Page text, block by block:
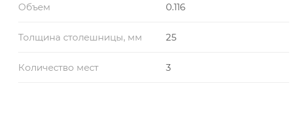
Объем 0.116
Толщина столешницы, мм 25
Количество мест 3